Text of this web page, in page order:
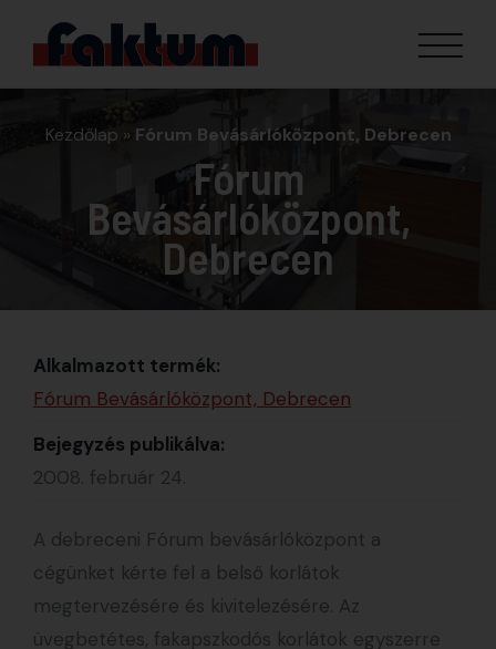
Kezdőlap » Fórum Bevásárlóközpont, Debrecen
Fórum
Bevásárlóközpont,
Debrecen
Alkalmazott termék:
Fórum Bevásárlóközpont, Debrecen
Bejegyzés publikálva:
2008. február 24.
A debreceni Fórum bevásárlóközpont a
cégünket kérte fel a belső korlátok
megtervezésére és kivitelezésére. Az
üvegbetétes, fakapszkodós korlátok egyszerre